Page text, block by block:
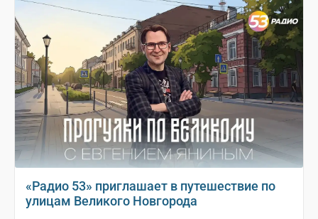
«Радио 53» приглашает в путешествие по
улицам Великого Новгорода